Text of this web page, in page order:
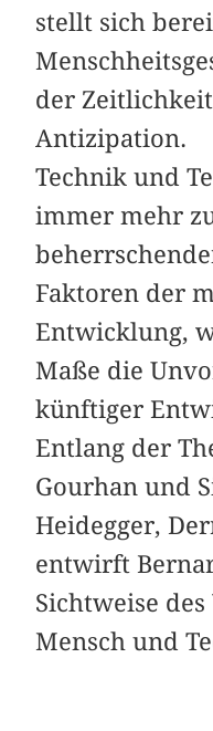
stellt sich
der
Antizipation.
Technik und
immer mehr
Faktoren der
Entwicklung,
Maße die
künftiger
Entlang der
Gourhan und
Heidegger,
entwirft
Sichtweise
Mensch und